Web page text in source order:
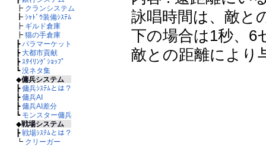
┣ クランシステム
┣ ｼｬﾄﾞｳ装備ｼｽﾃﾑ
┣ ギルド倉庫
┣ 猫の手倉庫
┣パラマーケット
┣ 大都市貢献
┣ ｽﾀｲﾘﾝｸﾞｼｮｯﾌﾟ
┗没ネタ集
◆傭兵システム
┣傭兵ｼｽﾃﾑとは？
┣傭兵AI
┣傭兵AI差分
┗ モンスター傭兵
◆戦場システム
┣戦場ｼｽﾃﾑとは？
┗ クリーガー
詠唱時間は、敵と
下の場合は1秒、6
敵との距離により